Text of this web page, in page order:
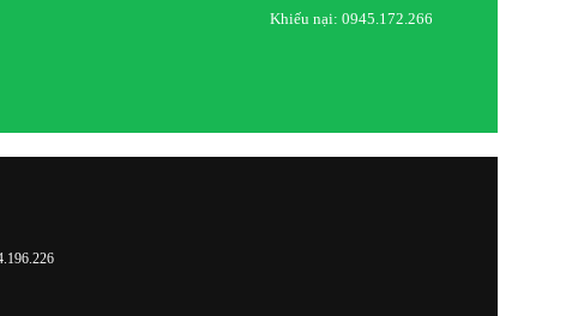
Khiếu nại: 0945.172.266